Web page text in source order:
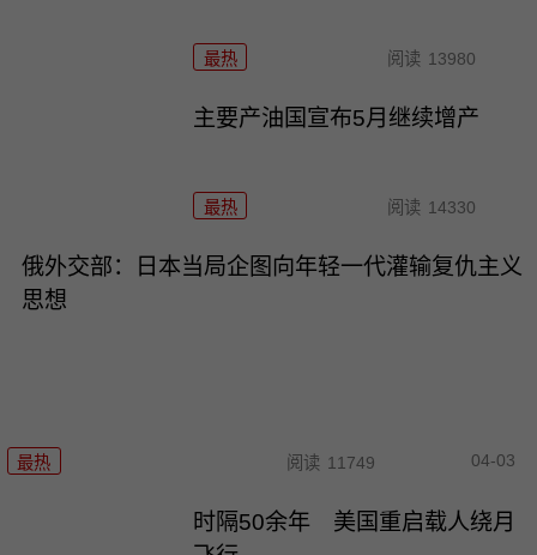
最热 阅读 13980
主要产油国宣布5月继续增产
最热 阅读 14330
俄外交部：日本当局企图向年轻一代灌输复仇主义
思想
最热 阅读 11749 04-03
时隔50余年 美国重启载人绕月